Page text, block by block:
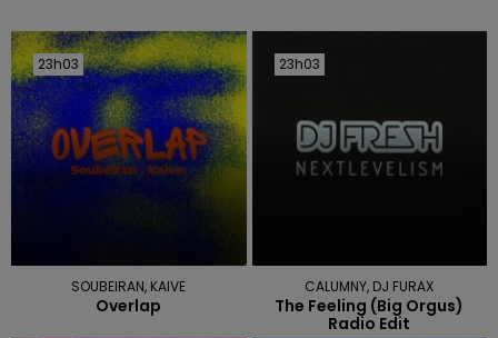
23h03
23h03
SOUBEIRAN, KAIVE
Overlap
23h03
23h03
CALUMNY, DJ FURAX
The Feeling (big Orgus)
Radio Edit